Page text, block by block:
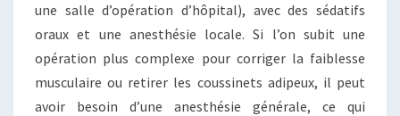
une salle d’opération d’hôpital), avec des sédatifs
oraux et une anesthésie locale. Si l’on subit une
opération plus complexe pour corriger la faiblesse
musculaire ou retirer les coussinets adipeux, il peut
avoir besoin d’une anesthésie générale, ce qui